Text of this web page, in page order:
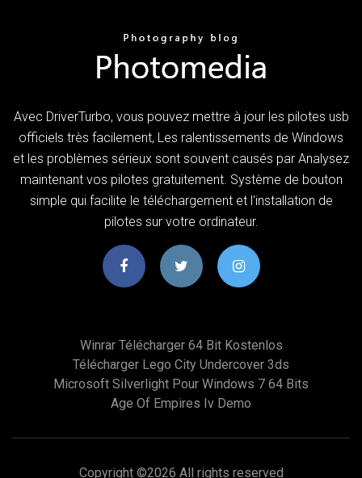
Avec DriverTurbo, vous pouvez mettre à jour les pilotes usb
officiels très facilement, Les ralentissements de Windows
et les problèmes sérieux sont souvent causés par Analysez
maintenant vos pilotes gratuitement. Système de bouton
simple qui facilite le téléchargement et l'installation de
pilotes sur votre ordinateur.
Winrar Télécharger 64 Bit Kostenlos
Télécharger Lego City Undercover 3ds
Microsoft Silverlight Pour Windows 7 64 Bits
Age Of Empires Iv Demo
Copyright ©2026 All rights reserved